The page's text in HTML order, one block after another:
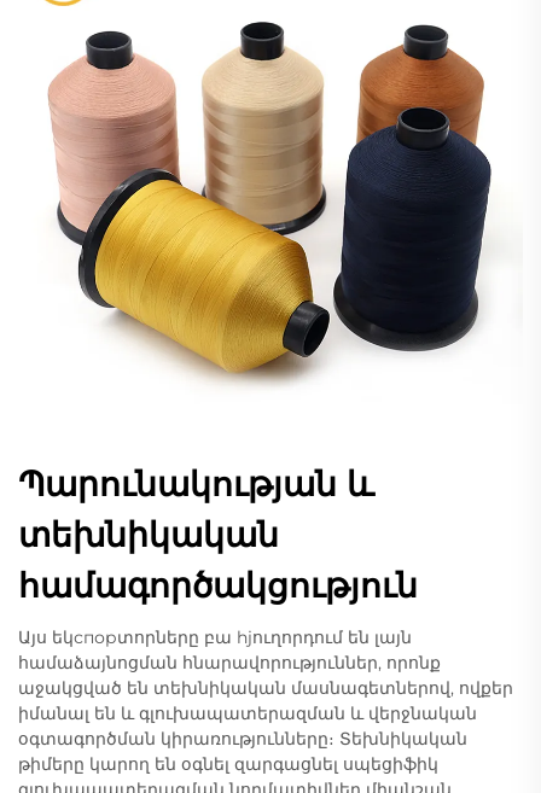
Պարունակության և
տեխնիկական
համագործակցություն
Այս եկспорտորները բա hjուղորդում են լայն
համաձայնոցման հնարավորություններ, որոնք
աջակցված են տեխնիկական մասնագետներով, ովքեր
իմանալ են և գլուխապատերազման և վերջնական
օգտագործման կիրառությունները։ Տեխնիկական
թիմերը կարող են օգնել զարգացնել սպեցիֆիկ